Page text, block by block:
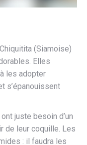
(Siamoise)
Elles
les adopter
s’épanouissent
juste besoin d’un
de leur coquille. Les
: il faudra les